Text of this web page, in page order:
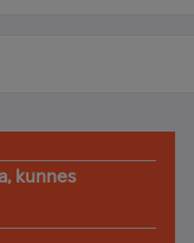
kunnes